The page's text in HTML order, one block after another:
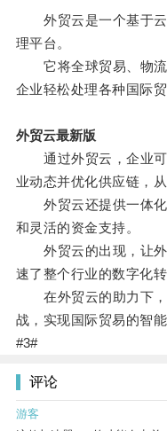
外贸云是一个基于云
理平台。
它将全球贸易、物流
企业轻松处理各种国际贸
外贸云最新版
通过外贸云，企业可
业动态并优化供应链，
外贸云还提供一体化
和灵活的资金支持。
外贸云的出现，让外
速了整个行业的数字化转
在外贸云的助力下，
战，实现国际贸易的智
#3#
评论
游客